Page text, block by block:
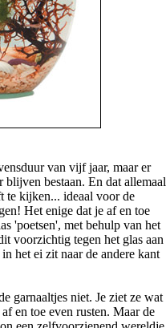
van vijf jaar, maar er
bestaan. En dat allemaal
te kijken... ideaal voor de
Het enige dat je af en toe
'poetsen', met behulp van het
voorzichtig tegen het glas aan
het ei zit naar de andere kant
garnaaltjes niet. Je ziet ze wat
en toe even rusten. Maar de